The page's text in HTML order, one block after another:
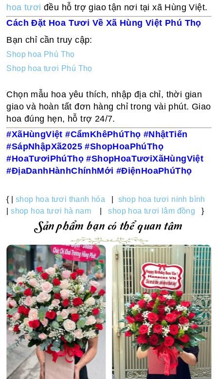
hoa tươi đều hỗ trợ giao tận nơi tại xã Hùng Việt.
Cách Đặt Hoa Tươi Về Xã Hùng Việt Phú Thọ
Bạn chỉ cần truy cập:
Shop hoa Phú Thọ
Shop hoa tươi Phú Thọ
Chọn mẫu hoa yêu thích, nhập địa chỉ, thời gian
giao và hoàn tất đơn hàng chỉ trong vài phút. Giao
hoa đúng hẹn, hỗ trợ 24/7.
#XãHùngViệt #CẩmKhêPhúThọ #NhậtTiến
#SápNhậpXã2025 #ShopHoaPhúThọ
#HoaTươiPhúThọ #ShopHoaTươiXãHùngViệt
#ĐịaDanhHànhChínhMới #ĐiệnHoaPhúThọ
{ |shop hoa tươi thanh hóa
shop hoa tươi ninh bình
|shop hoa tươi hà nam |shop hoa tươi lâm đồng }
Sản phẩm bạn có thể quan tâm